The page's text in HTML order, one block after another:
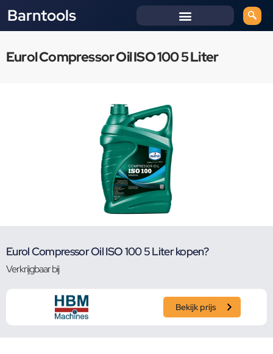
Barntools
Eurol Compressor Oil ISO 100 5 Liter
Eurol Compressor Oil ISO 100 5 Liter kopen?
Verkrijgbaar bij
Bekijk prijs